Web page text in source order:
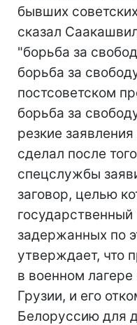
бывших
сказал
"борьба за
борьба за
постсоветском
борьба за
резкие
сделал после
спецслужбы
заговор, целью
задержанных по
утверждает, что
в военном лагере
Грузии, и его
Белоруссию для